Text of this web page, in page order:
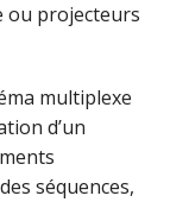
ou projecteurs
multiplexe
d’un
séquences,